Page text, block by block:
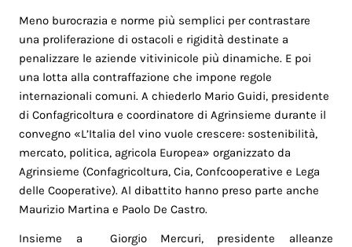
Meno burocrazia e norme più semplici per contrastare
una proliferazione di ostacoli e rigidità destinate a
penalizzare le aziende vitivinicole più dinamiche. E poi
una lotta alla contraffazione che impone regole
internazionali comuni. A chiederlo Mario Guidi, presidente
di Confagricoltura e coordinatore di Agrinsieme durante il
convegno «L’Italia del vino vuole crescere: sostenibilità,
mercato, politica, agricola Europea» organizzato da
Agrinsieme (Confagricoltura, Cia, Confcooperative e Lega
delle Cooperative). Al dibattito hanno preso parte anche
Maurizio Martina e Paolo De Castro.
Insieme a Giorgio Mercuri, presidente alleanze